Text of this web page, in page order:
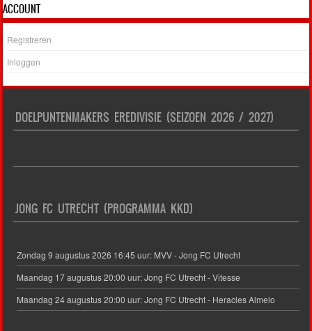
ACCOUNT
Registreren
Inloggen
DOELPUNTENMAKERS EREDIVISIE (SEIZOEN 2026 / 2027)
JONG FC UTRECHT (PROGRAMMA KKD)
Zondag 9 augustus 2026 16:45 uur: MVV - Jong FC Utrecht
Maandag 17 augustus 20:00 uur: Jong FC Utrecht - Vitesse
Maandag 24 augustus 20:00 uur: Jong FC Utrecht - Heracles Almelo